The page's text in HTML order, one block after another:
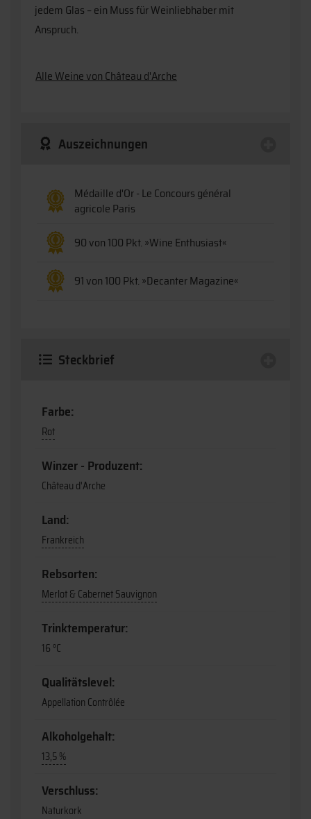
jedem Glas – ein Muss für Weinliebhaber mit
Anspruch.
Alle Weine von Château d'Arche
Auszeichnungen
Médaille d'Or - Le Concours général
agricole Paris
90 von 100 Pkt. »Wine Enthusiast«
91 von 100 Pkt. »Decanter Magazine«
Steckbrief
Farbe:
Rot
Winzer - Produzent:
Château d'Arche
Land:
Frankreich
Rebsorten:
Merlot & Cabernet Sauvignon
Trinktemperatur:
16 °C
Qualitätslevel:
Appellation Contrôlée
Alkoholgehalt:
13,5 %
Verschluss:
Naturkork